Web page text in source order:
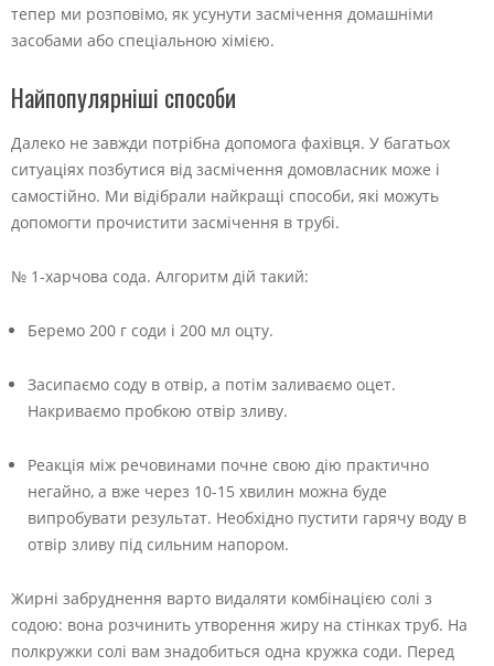
тепер ми розповімо, як усунути засмічення домашніми
засобами або спеціальною хімією.
Найпопулярніші способи
Далеко не завжди потрібна допомога фахівця. У багатьох
ситуаціях позбутися від засмічення домовласник може і
самостійно. Ми відібрали найкращі способи, які можуть
допомогти прочистити засмічення в трубі.
№ 1-харчова сода. Алгоритм дій такий:
Беремо 200 г соди і 200 мл оцту.
Засипаємо соду в отвір, а потім заливаємо оцет.
Накриваємо пробкою отвір зливу.
Реакція між речовинами почне свою дію практично
негайно, а вже через 10-15 хвилин можна буде
випробувати результат. Необхідно пустити гарячу воду в
отвір зливу під сильним напором.
Жирні забруднення варто видаляти комбінацією солі з
содою: вона розчинить утворення жиру на стінках труб. На
полкружки солі вам знадобиться одна кружка соди. Перед